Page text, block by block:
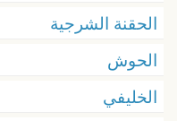
الحقنة الشرجية
الحوش
الخليفي